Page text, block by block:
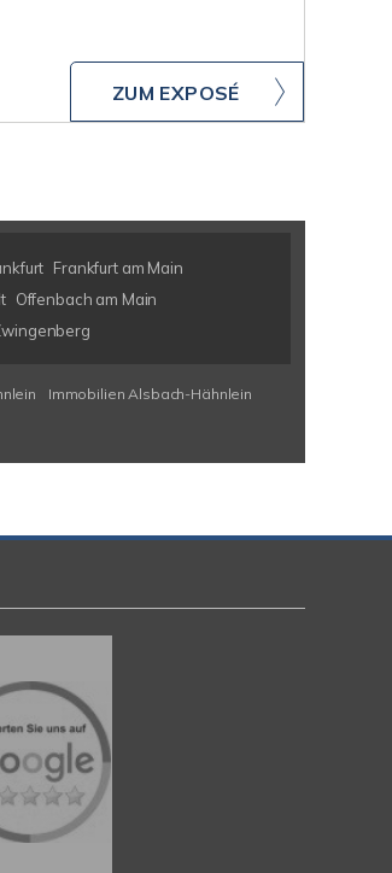
ZUM EXPOSÉ
Frankfurt am Main
Offenbach am Main
Immobilien Alsbach-Hähnlein